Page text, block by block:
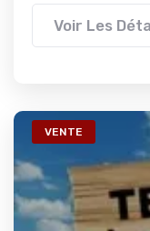
Voir Les
VENTE